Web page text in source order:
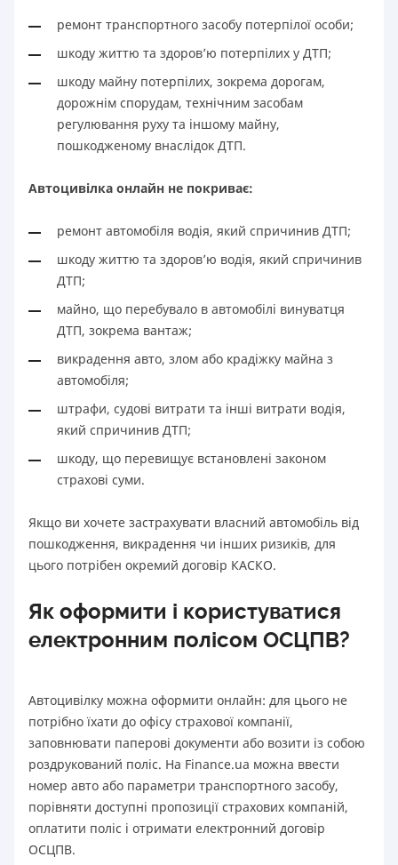
ремонт транспортного засобу потерпілої особи;
шкоду життю та здоров’ю потерпілих у ДТП;
шкоду майну потерпілих, зокрема дорогам,
дорожнім спорудам, технічним засобам
регулювання руху та іншому майну,
пошкодженому внаслідок ДТП.
Автоцивілка онлайн не покриває:
ремонт автомобіля водія, який спричинив ДТП;
шкоду життю та здоров’ю водія, який спричинив
ДТП;
майно, що перебувало в автомобілі винуватця
ДТП, зокрема вантаж;
викрадення авто, злом або крадіжку майна з
автомобіля;
штрафи, судові витрати та інші витрати водія,
який спричинив ДТП;
шкоду, що перевищує встановлені законом
страхові суми.
Якщо ви хочете застрахувати власний автомобіль від
пошкодження, викрадення чи інших ризиків, для
цього потрібен окремий договір КАСКО.
Як оформити і користуватися
електронним полісом ОСЦПВ?
Автоцивілку можна оформити онлайн: для цього не
потрібно їхати до офісу страхової компанії,
заповнювати паперові документи або возити із собою
роздрукований поліс. На Finance.ua можна ввести
номер авто або параметри транспортного засобу,
порівняти доступні пропозиції страхових компаній,
оплатити поліс і отримати електронний договір
ОСЦПВ.